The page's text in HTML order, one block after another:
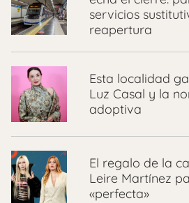
servicios
reapertura
Esta localidad
Luz Casal y la
adoptiva
El regalo de la
Leire Martínez
«perfecta»